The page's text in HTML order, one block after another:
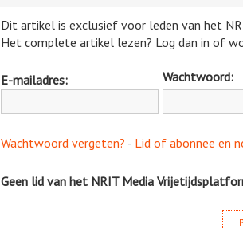
Dit artikel is exclusief voor leden van het
Het complete artikel lezen? Log dan in of
E-mailadres: Wachtwoord:
Wachtwoord vergeten? - Lid of abonnee en
Geen lid van het NRIT Media